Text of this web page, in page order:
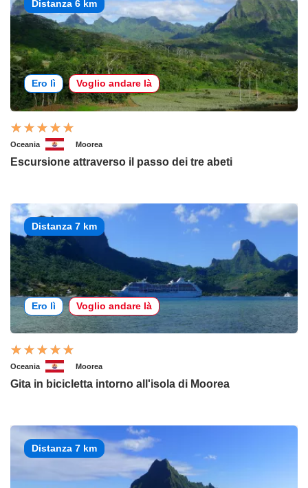
Distanza 6 km
Ero lì Voglio andare là
Oceania Moorea
Escursione attraverso il passo dei tre abeti
Distanza 7 km
Ero lì Voglio andare là
Oceania Moorea
Gita in bicicletta intorno all'isola di Moorea
Distanza 7 km